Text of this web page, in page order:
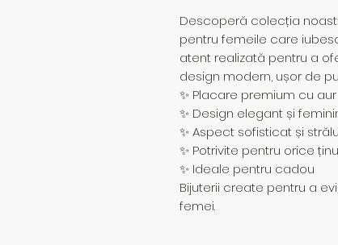
Descoperă colecția
pentru femeile care
atent realizată pentru a
design modern, ușor de
✨ Placare premium cu aur
✨ Design elegant și
✨ Aspect sofisticat și
✨ Potrivite pentru orice
✨ Ideale pentru cadou
Bijuterii create pentru a
femei.